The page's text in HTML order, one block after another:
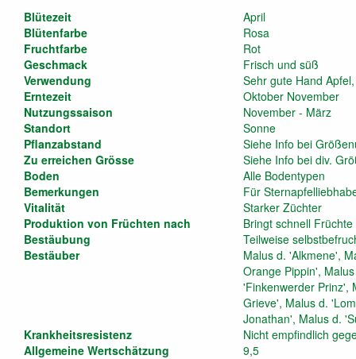
Blütezeit
April
Blütenfarbe
Rosa
Fruchtfarbe
Rot
Geschmack
Frisch und süß
Verwendung
Sehr gute Hand
Erntezeit
Oktober November
Nutzungssaison
November - März
Standort
Sonne
Pflanzabstand
Siehe Info bei
Zu erreichen Grösse
Siehe Info bei div.
Boden
Alle Bodentypen
Bemerkungen
Für
Vitalität
Starker Züchter
Produktion von Früchten nach
Bringt schnell Früchte
Bestäubung
Teilweise
Bestäuber
Malus d. 'Alkmene',
Orange Pippin',
'Finkenwerder Prinz',
Grieve', Malus d.
Jonathan', Malus d.
Krankheitsresistenz
Nicht empfindlich
Allgemeine Wertschätzung
9,5